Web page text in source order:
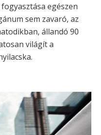
egészen
sem zavaró, az
állandó 90
világít a